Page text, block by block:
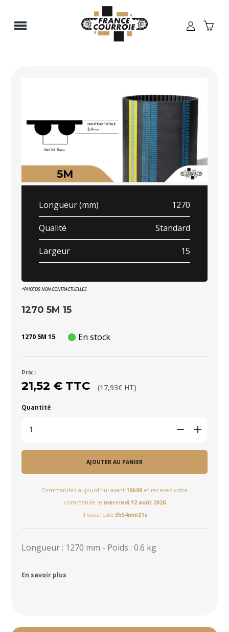
Longueur (mm) 1270
Qualité Standard
Largeur 15
*PHOTOS NON CONTRACTUELLES
1270 5M 15
1270 5M 15 En stock
Prix :
21,52 € TTC (17,93€ HT)
Quantité
AJOUTER AU PANIER
Commandez aujourd'hui avant 16h00 et recevez votre
commande le mercredi 12 août 2026
Il vous reste 3h54min21s
Longueur : 1270 mm - Poids : 0.6 kg
En savoir plus
Panneau de gestion des cookies